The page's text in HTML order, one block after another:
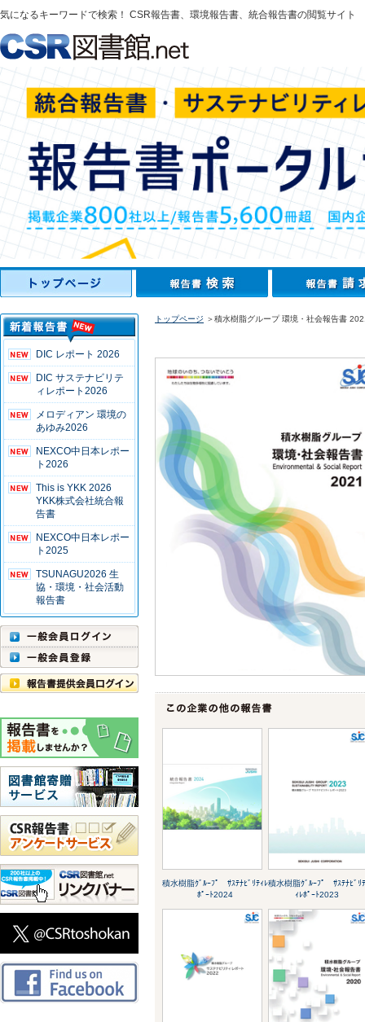
気になるキーワードで検索！ CSR報告書、環境報告書、統合報告書の閲覧サイト
DIC レポート 2026
DIC サステナビリテ
ィレポート2026
メロディアン 環境の
あゆみ2026
NEXCO中日本レポー
ト2026
This is YKK 2026
YKK株式会社統合報
告書
NEXCO中日本レポー
ト2025
TSUNAGU2026 生
協・環境・社会活動
報告書
トップページ ＞積水樹脂グループ 環境・社会報告書
積水樹脂ｸﾞﾙｰﾌﾟ ｻｽﾃﾅﾋﾞﾘﾃｨﾚ
ﾎﾟｰﾄ2024
積水樹脂ｸﾞﾙｰﾌﾟ ｻｽﾃﾅﾋﾞﾘ
ｨﾚﾎﾟｰﾄ2023